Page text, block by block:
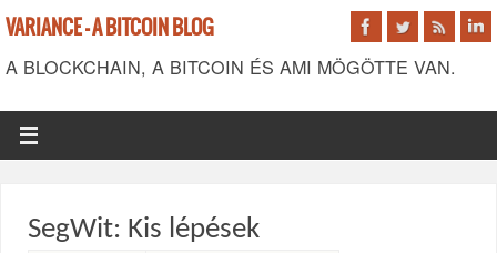
VARIANCE - A BITCOIN BLOG
A BLOCKCHAIN, A BITCOIN ÉS AMI MÖGÖTTE VAN.
SegWit: Kis lépések